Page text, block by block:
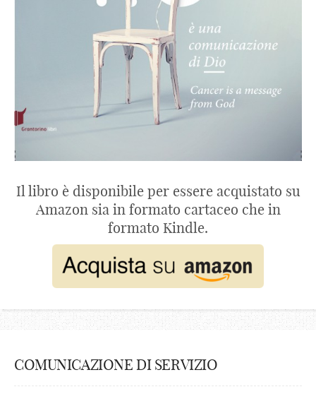
Il libro è disponibile per essere acquistato su
Amazon sia in formato cartaceo che in
formato Kindle.
COMUNICAZIONE DI SERVIZIO